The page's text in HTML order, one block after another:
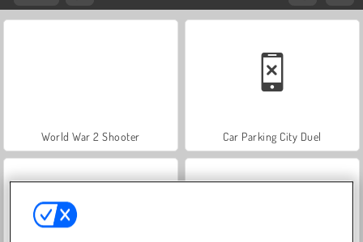
World War 2 Shooter Car Parking City Duel